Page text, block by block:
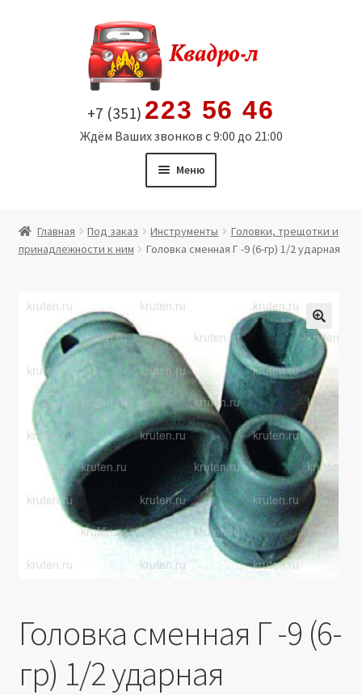
содержимому
+7 (351) 223 56 46
Ждём Ваших звонков с 9:00 до 21:00
Меню
Витрина
Политика в отношении обработки персональных
данных
Производители
Юридические данные
Главная Под заказ Инструменты
Головки, трещотки и
принадлежности к ним
Головка сменная Г -9 (6-гр) 1/2 ударная
🔍
Головка сменная Г -9 (6-
гр) 1/2 ударная